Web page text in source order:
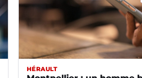
HÉRAULT